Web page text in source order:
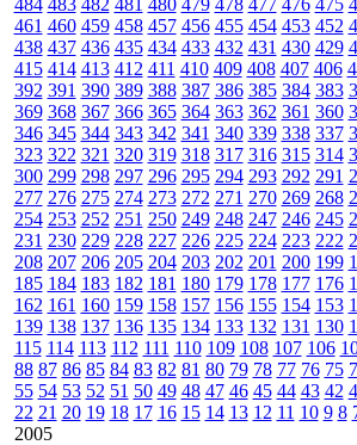
484 483 482 481 480 479 478 477 476 475
461 460 459 458 457 456 455 454 453 452
438 437 436 435 434 433 432 431 430 429
415 414 413 412 411 410 409 408 407 406
392 391 390 389 388 387 386 385 384 383
369 368 367 366 365 364 363 362 361 360
346 345 344 343 342 341 340 339 338 337
323 322 321 320 319 318 317 316 315 314
300 299 298 297 296 295 294 293 292 291
277 276 275 274 273 272 271 270 269 268
254 253 252 251 250 249 248 247 246 245
231 230 229 228 227 226 225 224 223 222
208 207 206 205 204 203 202 201 200 199
185 184 183 182 181 180 179 178 177 176
162 161 160 159 158 157 156 155 154 153
139 138 137 136 135 134 133 132 131 130
115 114 113 112 111 110 109 108 107 106
88 87 86 85 84 83 82 81 80 79 78 77 76 75
55 54 53 52 51 50 49 48 47 46 45 44 43 42
22 21 20 19 18 17 16 15 14 13 12 11 10 9 8
2005